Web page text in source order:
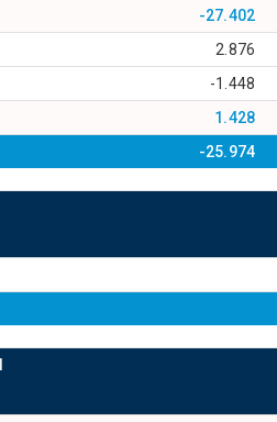
-27.402
2.876
-1.448
1.428
-25.974